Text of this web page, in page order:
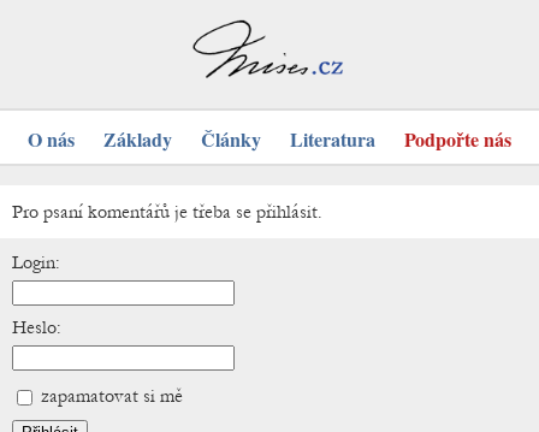
O nás Základy Články Literatura Podpořte nás
Pro psaní komentářů je třeba se přihlásit.
Login:
Heslo:
zapamatovat si mě